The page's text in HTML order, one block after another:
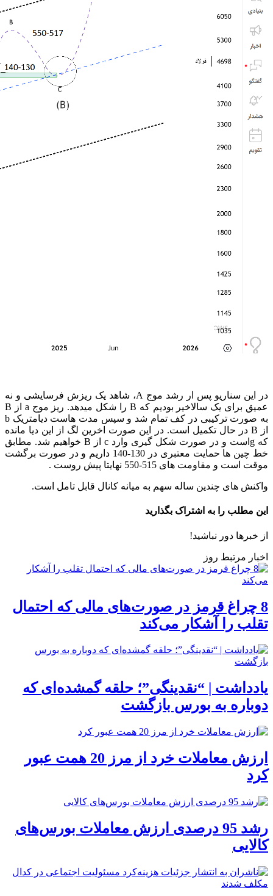
در این سناریو پس ار رشد موج A، شاهد یک ریزش فرسایشی و نه
عمیق برای یک سالاخیر بودیم که B را شکل میدهد. ریز موج a از B
به صورت ترکیبی در کف تمام شد و سپس مدت هاست دیامتریک b
از B در حال تکمیل است. در این صورت اخرین لگ از این دیا مانده
که g است و در صورت شکل گیری وارد c از B خواهیم شد. مطابق
خط چین ها حمایت معتبری در 130-140 داریم و در صورت برگشت
موقت است و مقاومت های 515-550 نهایتا پیش روست .
واکنش های چندین ساله سهم به میانه کانال قابل تامل است.
این مطلب را به اشتراک بگذارید
از خبرها دور نباشید!
اخبار مرتبط روز
8 چراغ قرمز در صورت‌های مالی که احتمال
تقلب را آشکار می‌کند
یادداشت | “نقدینگی”؛ حلقه گمشده‌ای که
دوباره به بورس بازگشت
ارزش معاملات خرد از مرز 20 همت عبور
کرد
رشد 95 درصدی ارزش معاملات بورس‌های
کالایی